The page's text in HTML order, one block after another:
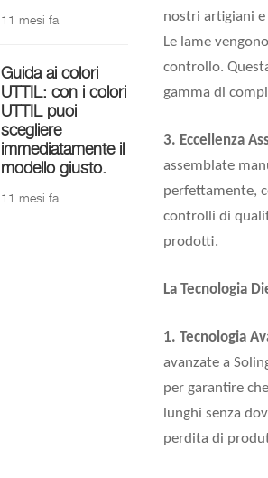
nostri artigiani
Le lame
controllo.
gamma di
3. Eccellenza
assemblate
perfettamente,
controlli di
prodotti.
La Tecnologia
1. Tecnologia
avanzate a
per garantire
lunghi senza
perdita di
11 mesi fa
Guida ai colori
UTTIL: con i colori
UTTIL puoi
scegliere
immediatamente il
modello giusto.
11 mesi fa